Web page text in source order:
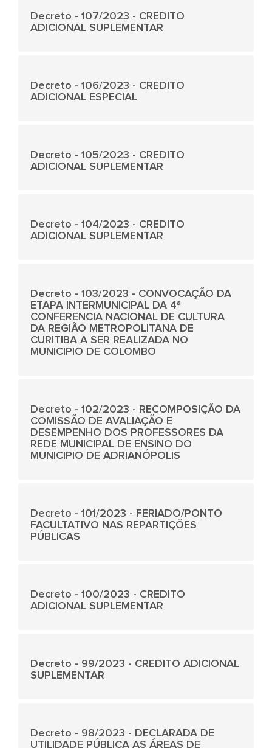
Decreto - 107/2023 - CREDITO
ADICIONAL SUPLEMENTAR
Decreto - 106/2023 - CREDITO
ADICIONAL ESPECIAL
Decreto - 105/2023 - CREDITO
ADICIONAL SUPLEMENTAR
Decreto - 104/2023 - CREDITO
ADICIONAL SUPLEMENTAR
Decreto - 103/2023 - CONVOCAÇÃO DA
ETAPA INTERMUNICIPAL DA 4ª
CONFERENCIA NACIONAL DE CULTURA
DA REGIÃO METROPOLITANA DE
CURITIBA A SER REALIZADA NO
MUNICIPIO DE COLOMBO
Decreto - 102/2023 - RECOMPOSIÇÃO DA
COMISSÃO DE AVALIAÇÃO E
DESEMPENHO DOS PROFESSORES DA
REDE MUNICIPAL DE ENSINO DO
MUNICIPIO DE ADRIANÓPOLIS
Decreto - 101/2023 - FERIADO/PONTO
FACULTATIVO NAS REPARTIÇÕES
PÚBLICAS
Decreto - 100/2023 - CREDITO
ADICIONAL SUPLEMENTAR
Decreto - 99/2023 - CREDITO ADICIONAL
SUPLEMENTAR
Decreto - 98/2023 - DECLARADA DE
UTILIDADE PÚBLICA AS ÁREAS DE